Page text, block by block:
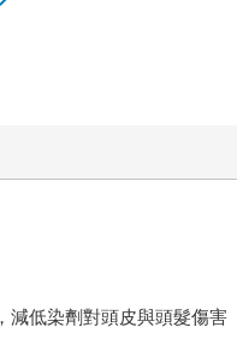
減低染劑對頭皮與頭髮傷害